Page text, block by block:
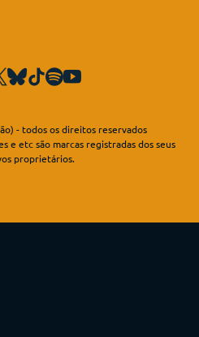
- todos os direitos reservados
e etc são marcas registradas dos seus
proprietários.